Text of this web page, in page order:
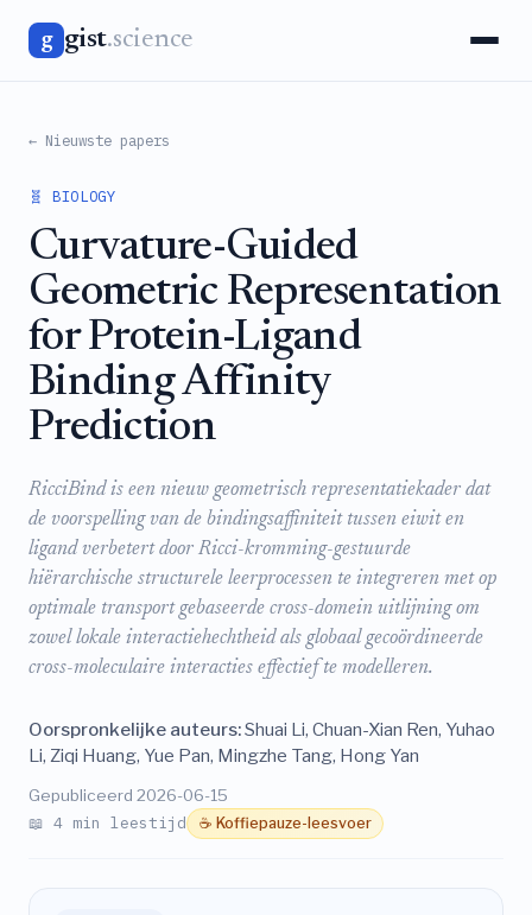
g gist.science
← Nieuwste papers
🧬 BIOLOGY
Curvature-Guided
Geometric Representation
for Protein-Ligand
Binding Affinity
Prediction
RicciBind is een nieuw geometrisch representatiekader dat
de voorspelling van de bindingsaffiniteit tussen eiwit en
ligand verbetert door Ricci-kromming-gestuurde
hiërarchische structurele leerprocessen te integreren met op
optimale transport gebaseerde cross-domein uitlijning om
zowel lokale interactiehechtheid als globaal gecoördineerde
cross-moleculaire interacties effectief te modelleren.
Oorspronkelijke auteurs:Shuai Li, Chuan-Xian Ren, Yuhao
Li, Ziqi Huang, Yue Pan, Mingzhe Tang, Hong Yan
Gepubliceerd 2026-06-15
📖 4 min leestijd ☕ Koffiepauze-leesvoer